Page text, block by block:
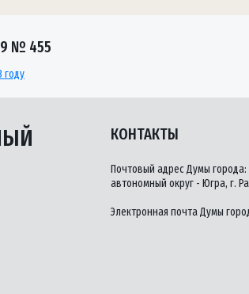
№ 455
году
КОНТАКТЫ
Почтовый адрес Думы
автономный округ - Югра, г.
Электронная почта Думы